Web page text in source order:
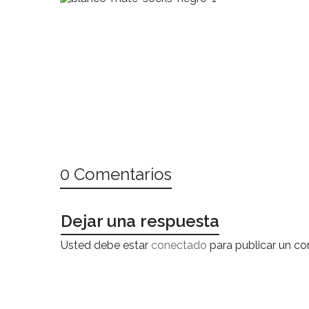
0 Comentarios
Dejar una respuesta
Usted debe estar conectado para publicar un